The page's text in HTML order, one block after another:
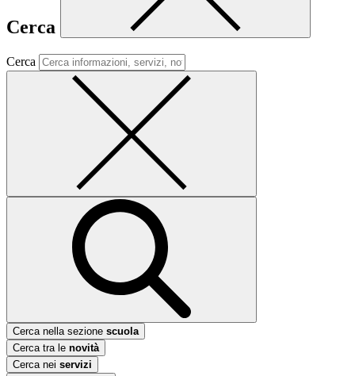
Cerca
Cerca
Cerca nella sezione scuola
Cerca tra le novità
Cerca nei servizi